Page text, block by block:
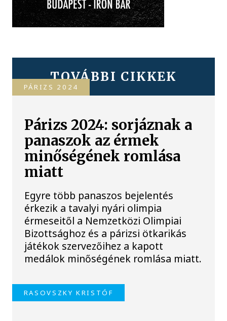
TOVÁBBI CIKKEK
PÁRIZS 2024
Párizs 2024: sorjáznak a
panaszok az érmek
minőségének romlása
miatt
Egyre több panaszos bejelentés
érkezik a tavalyi nyári olimpia
érmeseitől a Nemzetközi Olimpiai
Bizottsághoz és a párizsi ötkarikás
játékok szervezőihez a kapott
medálok minőségének romlása miatt.
RASOVSZKY KRISTÓF